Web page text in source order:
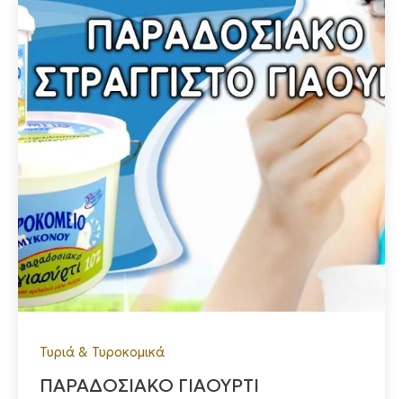
Τυριά & Τυροκομικά
ΠΑΡΑΔΟΣΙΑΚΟ ΓΙΑΟΥΡΤΙ